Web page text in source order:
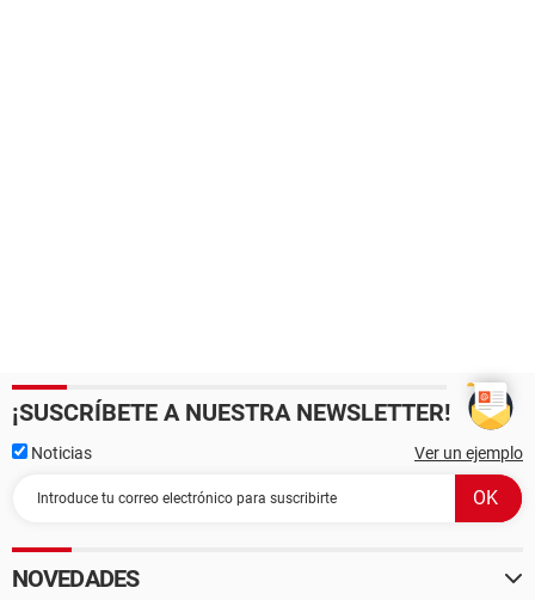
¡SUSCRÍBETE A NUESTRA NEWSLETTER!
Noticias Ver un ejemplo
NOVEDADES